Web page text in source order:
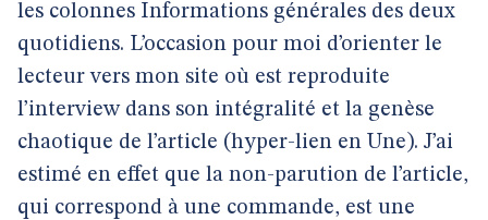
les colonnes Informations générales des deux
quotidiens. L’occasion pour moi d’orienter le
lecteur vers mon site où est reproduite
l’interview dans son intégralité et la genèse
chaotique de l’article (hyper-lien en Une). J’ai
estimé en effet que la non-parution de l’article,
qui correspond à une commande, est une